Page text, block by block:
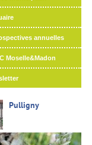
annuelles
Moselle&Madon
Pulligny